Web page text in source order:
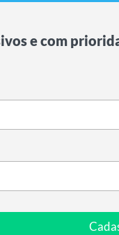
e com